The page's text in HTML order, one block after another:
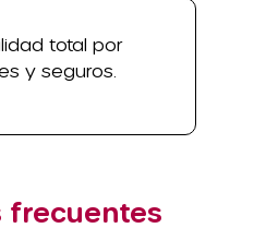
total por
y seguros.
frecuentes